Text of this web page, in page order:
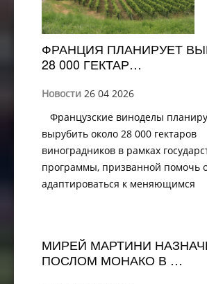
ФРАНЦИЯ ПЛАНИРУЕТ
28 000 ГЕКТАР…
Новости 26 04 2026
Французские виноделы
вырубить около 28 000 гектаров
виноградников в рамках
программы, призванной помочь
адаптироваться к меняющимся
МИРЕЙ МАРТИНИ
ПОСЛОМ МОНАКО В …